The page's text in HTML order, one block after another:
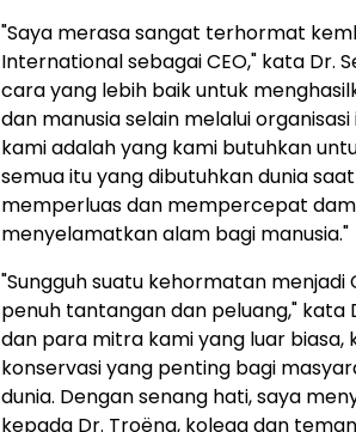
"Saya merasa sangat terhormat
International sebagai CEO," kata Dr.
cara yang lebih baik untuk
dan manusia selain melalui
kami adalah yang kami butuhkan
semua itu yang dibutuhkan dunia
memperluas dan mempercepat
menyelamatkan alam bagi manusia."
"Sungguh suatu kehormatan menjadi
penuh tantangan dan peluang," kata
dan para mitra kami yang luar
konservasi yang penting bagi
dunia. Dengan senang hati, saya
kepada Dr. Troëng, kolega dan